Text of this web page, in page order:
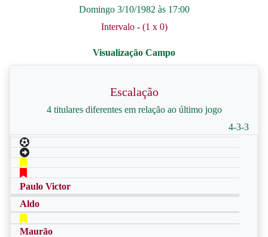
Domingo 3/10/1982 às 17:00
Intervalo - (1 x 0)
Escalação
4 titulares diferentes em relação ao último jogo
4-3-3
Paulo Victor
Aldo
Maurão